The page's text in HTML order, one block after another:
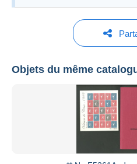
Roumet
Voir tous les
Objets du même